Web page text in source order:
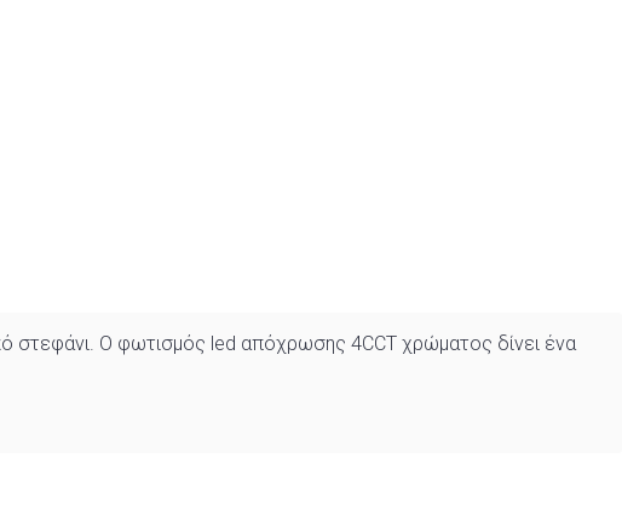
στεφάνι. Ο φωτισμός led απόχρωσης 4CCT χρώματος δίνει ένα